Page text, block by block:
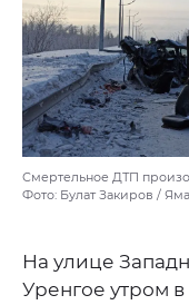
Смертельное ДТП
Фото: Булат Закиров /
На улице
Уренгое утром